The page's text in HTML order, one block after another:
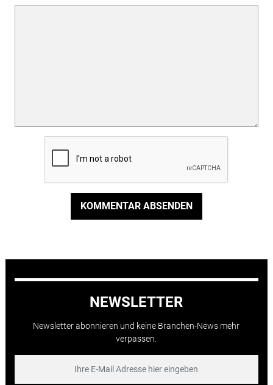
KOMMENTAR ABSENDEN
NEWSLETTER
Newsletter abonnieren und keine Branchen-News mehr
verpassen.